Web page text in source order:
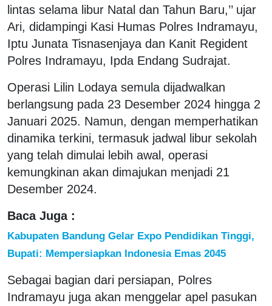
lintas selama libur Natal dan Tahun Baru,’’ ujar
Ari, didampingi Kasi Humas Polres Indramayu,
Iptu Junata Tisnasenjaya dan Kanit Regident
Polres Indramayu, Ipda Endang Sudrajat.
Operasi Lilin Lodaya semula dijadwalkan
berlangsung pada 23 Desember 2024 hingga 2
Januari 2025. Namun, dengan memperhatikan
dinamika terkini, termasuk jadwal libur sekolah
yang telah dimulai lebih awal, operasi
kemungkinan akan dimajukan menjadi 21
Desember 2024.
Baca Juga :
Kabupaten Bandung Gelar Expo Pendidikan Tinggi,
Bupati: Mempersiapkan Indonesia Emas 2045
Sebagai bagian dari persiapan, Polres
Indramayu juga akan menggelar apel pasukan